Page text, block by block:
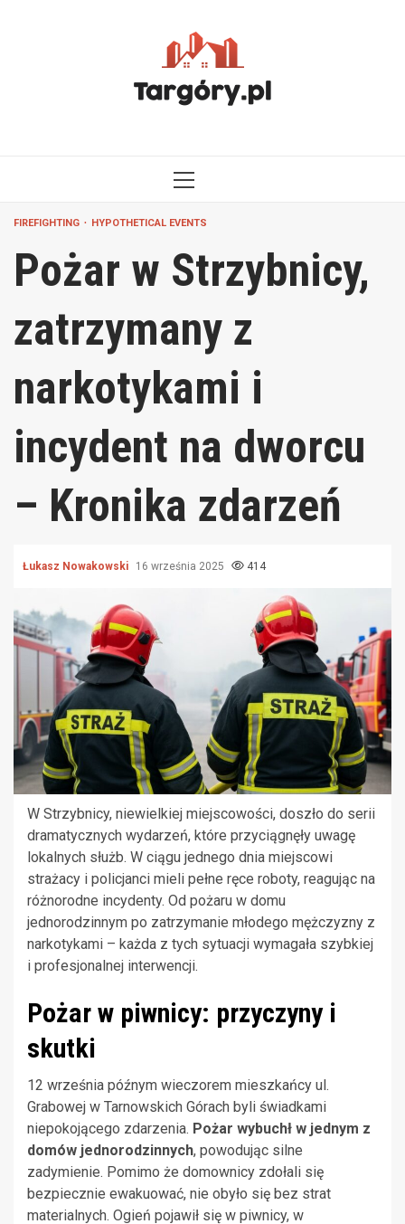
MENU
FIREFIGHTING HYPOTHETICAL EVENTS
Pożar w Strzybnicy,
zatrzymany z
narkotykami i
incydent na dworcu
– Kronika zdarzeń
Łukasz Nowakowski 16 września 2025 414
W Strzybnicy, niewielkiej miejscowości, doszło do serii
dramatycznych wydarzeń, które przyciągnęły uwagę
lokalnych służb. W ciągu jednego dnia miejscowi
strażacy i policjanci mieli pełne ręce roboty, reagując na
różnorodne incydenty. Od pożaru w domu
jednorodzinnym po zatrzymanie młodego mężczyzny z
narkotykami – każda z tych sytuacji wymagała szybkiej
i profesjonalnej interwencji.
Pożar w piwnicy: przyczyny i
skutki
12 września późnym wieczorem mieszkańcy ul.
Grabowej w Tarnowskich Górach byli świadkami
niepokojącego zdarzenia. Pożar wybuchł w jednym z
domów jednorodzinnych, powodując silne
zadymienie. Pomimo że domownicy zdołali się
bezpiecznie ewakuować, nie obyło się bez strat
materialnych. Ogień pojawił się w piwnicy, w